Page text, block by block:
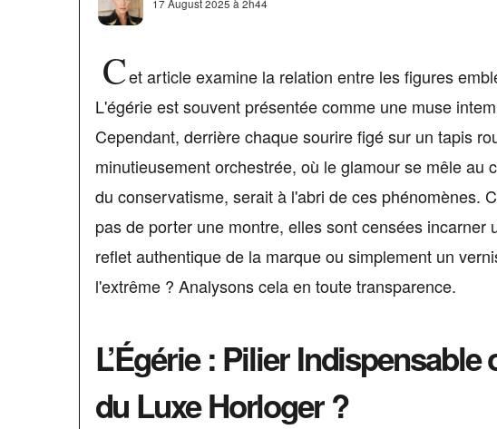
17 August 2025 à 2h44
Cet article examine la relation entre les figures
L'égérie est souvent présentée comme une muse
Cependant, derrière chaque sourire figé sur un tapis
minutieusement orchestrée, où le glamour se mêle au
du conservatisme, serait à l'abri de ces phénomènes.
pas de porter une montre, elles sont censées
reflet authentique de la marque ou simplement un
l'extrême ? Analysons cela en toute transparence.
L’Égérie : Pilier
du Luxe Horloger ?